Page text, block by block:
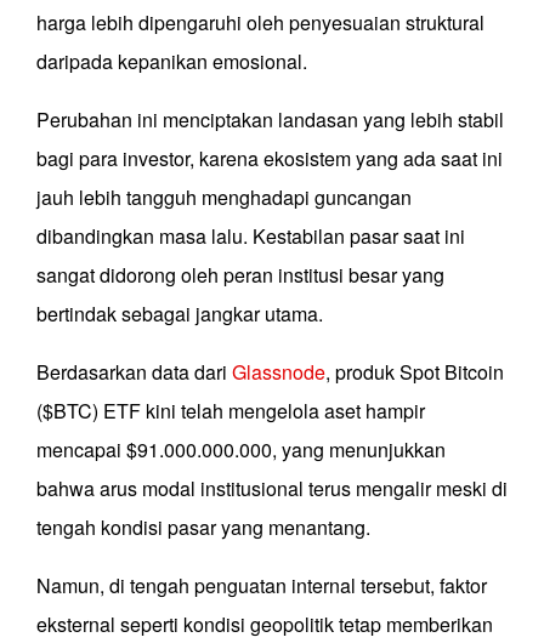
harga lebih dipengaruhi oleh penyesuaian struktural
daripada kepanikan emosional.
Perubahan ini menciptakan landasan yang lebih stabil
bagi para investor, karena ekosistem yang ada saat ini
jauh lebih tangguh menghadapi guncangan
dibandingkan masa lalu. Kestabilan pasar saat ini
sangat didorong oleh peran institusi besar yang
bertindak sebagai jangkar utama.
Berdasarkan data dari Glassnode, produk Spot Bitcoin
($BTC) ETF kini telah mengelola aset hampir
mencapai $91.000.000.000, yang menunjukkan
bahwa arus modal institusional terus mengalir meski di
tengah kondisi pasar yang menantang.
Namun, di tengah penguatan internal tersebut, faktor
eksternal seperti kondisi geopolitik tetap memberikan